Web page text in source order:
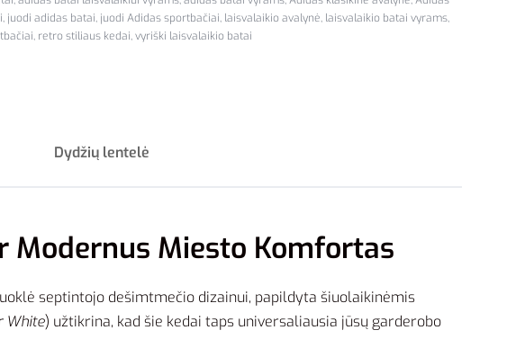
, juodi adidas batai, juodi Adidas sportbačiai, laisvalaikio avalynė, laisvalaikio batai vyrams,
, retro stiliaus kedai,vyriški laisvalaikio batai
Dydžių lentelė
Modernus Miesto Komfortas
septintojo dešimtmečio dizainui, papildyta šiuolaikinėmis
White) užtikrina, kad šie kedai taps universaliausia jūsų garderobo